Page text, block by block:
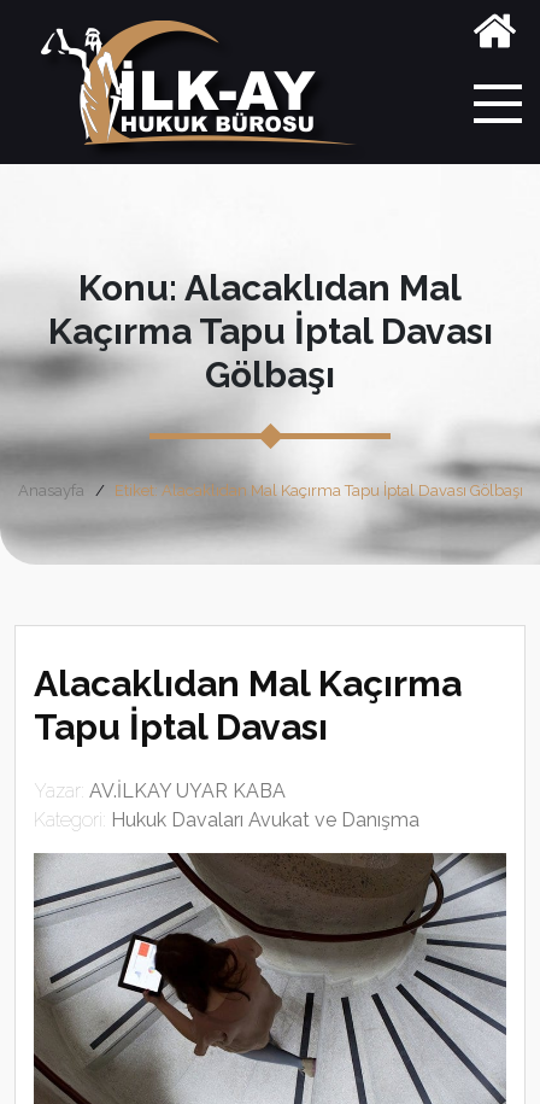
Konu: Alacaklıdan Mal
Kaçırma Tapu İptal Davası
Gölbaşı
Anasayfa Etiket: Alacaklıdan Mal Kaçırma Tapu İptal Davası Gölbaşı
Alacaklıdan Mal Kaçırma
Tapu İptal Davası
Yazar: AV.İLKAY UYAR KABA
Kategori: Hukuk Davaları Avukat ve Danışma